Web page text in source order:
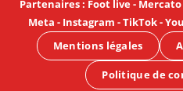
Partenaires: Foot live-
Meta - Instagram -TikTok-
Mentions légales
Politique de